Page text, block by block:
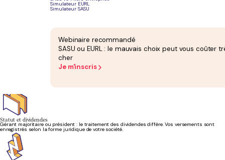
Simulateur EURL
Simulateur SASU
Webinaire recommandé
SASU ou EURL : le mauvais choix peut vous coûter
cher
Je m'inscris
Les opérations de courtage d'assurance sont exonérées de TVA. Vos prestations annexes
taxables sont identifiées et déclarées correctement.
sont anticipées, sans mauvaise surprise en fin d'année.
Statut et dividendes
Gérant majoritaire ou président : le traitement des dividendes diffère. Vos versements sont
enregistrés selon la forme juridique de votre société.